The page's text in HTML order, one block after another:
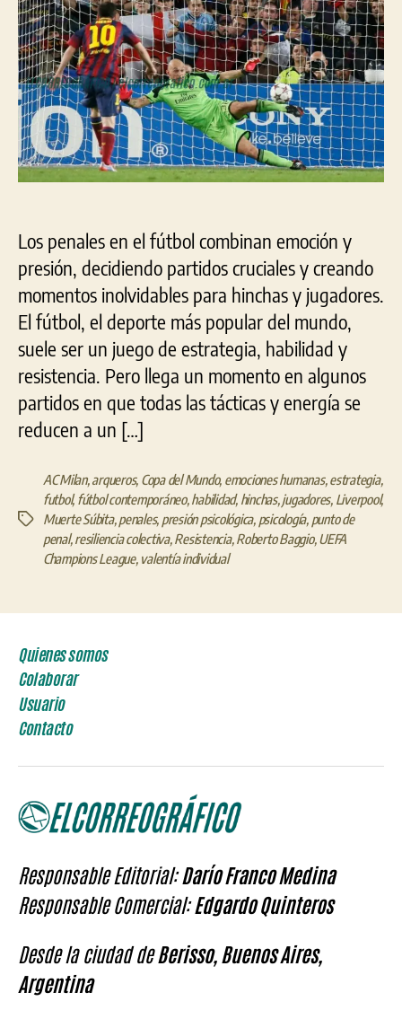
una
inmersión
profunda
en
los
momentos
más
tensos
del
Los penales en el fútbol combinan emoción y
presión, decidiendo partidos cruciales y creando
momentos inolvidables para hinchas y jugadores.
El fútbol, el deporte más popular del mundo,
suele ser un juego de estrategia, habilidad y
resistencia. Pero llega un momento en algunos
partidos en que todas las tácticas y energía se
reducen a un […]
Etiquetas
AC Milan,arqueros, Copa del Mundo, emociones humanas,estrategia,
futbol,fútbol contemporáneo,habilidad, hinchas,jugadores, Liverpool,
Muerte Súbita,penales, presión psicológica, psicología, punto de
penal,resiliencia colectiva,Resistencia,Roberto Baggio,UEFA
Champions League, valentía individual
Quienes somos
Colaborar
Usuario
Contacto
Responsable Editorial:Darío Franco Medina
Responsable Comercial:Edgardo Quinteros
Desde la ciudad deBerisso, Buenos Aires,
Argentina